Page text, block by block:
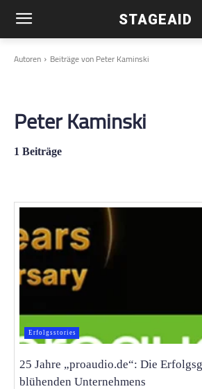
STAGEAID
Autoren Beiträge von Peter Kaminski
Peter Kaminski
1 Beiträge
Erfolgsstories
25 Jahre „proaudio.de“: Die
blühenden Unternehmens